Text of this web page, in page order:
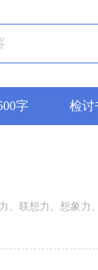
字 检讨
、联想力、想象力